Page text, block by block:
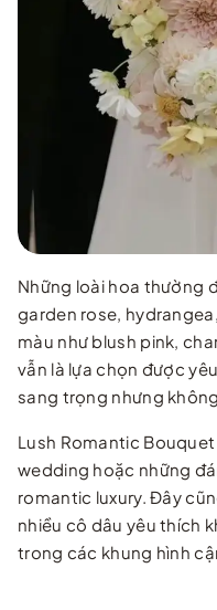
Những loài hoa thường
garden rose,
màu như blush pink,
vẫn là lựa chọn được
sang trọng nhưng
Lush Romantic
wedding hoặc những
romantic luxury. Đây
nhiều cô dâu yêu thích
trong các khung hình